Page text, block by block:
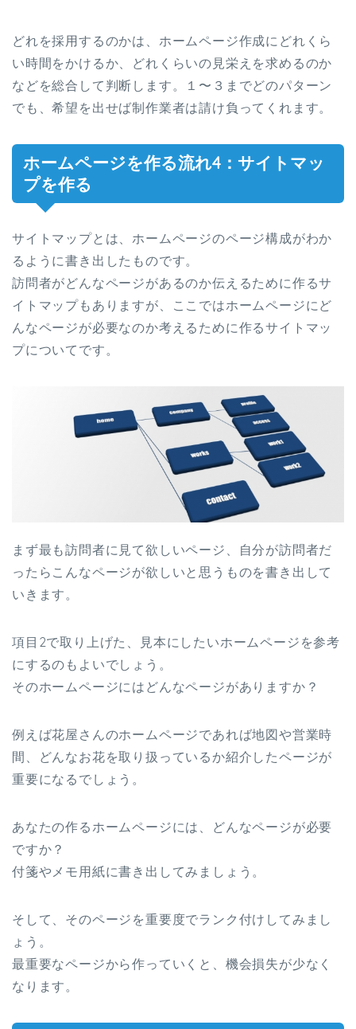
どれを採用するのかは、ホームページ作成にどれくら
い時間をかけるか、どれくらいの見栄えを求めるのか
などを総合して判断します。１〜３までどのパターン
でも、希望を出せば制作業者は請け負ってくれます。
ホームページを作る流れ4：サイトマッ
プを作る
サイトマップとは、ホームページのページ構成がわか
るように書き出したものです。
訪問者がどんなページがあるのか伝えるために作るサ
イトマップもありますが、ここではホームページにど
んなページが必要なのか考えるために作るサイトマッ
プについてです。
まず最も訪問者に見て欲しいページ、自分が訪問者だ
ったらこんなページが欲しいと思うものを書き出して
いきます。
項目2で取り上げた、見本にしたいホームページを参考
にするのもよいでしょう。
そのホームページにはどんなページがありますか？
例えば花屋さんのホームページであれば地図や営業時
間、どんなお花を取り扱っているか紹介したページが
重要になるでしょう。
あなたの作るホームページには、どんなページが必要
ですか？
付箋やメモ用紙に書き出してみましょう。
そして、そのページを重要度でランク付けしてみまし
ょう。
最重要なページから作っていくと、機会損失が少なく
なります。